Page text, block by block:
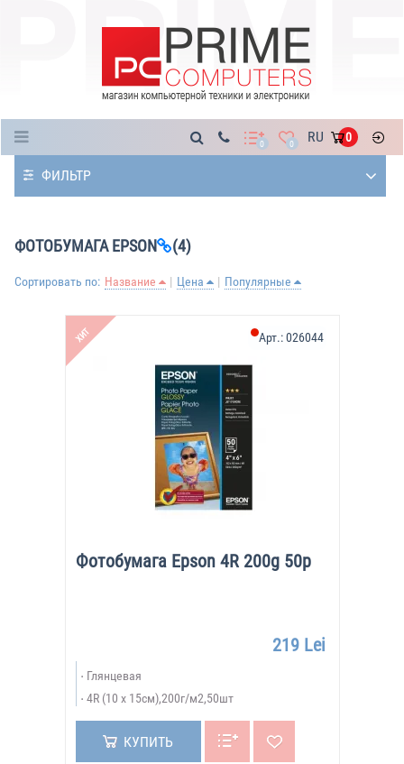
0 0 RU 0
ФИЛЬТР
ФОТОБУМАГА EPSON (4)
Сортировать по: Название Цена Популярные
ХИТ
Фотобумага Epson 4R 200g 50p
Арт.:026044
219 Lei
Глянцевая
4R (10 x 15см),200г/м2,50шт
КУПИТЬ